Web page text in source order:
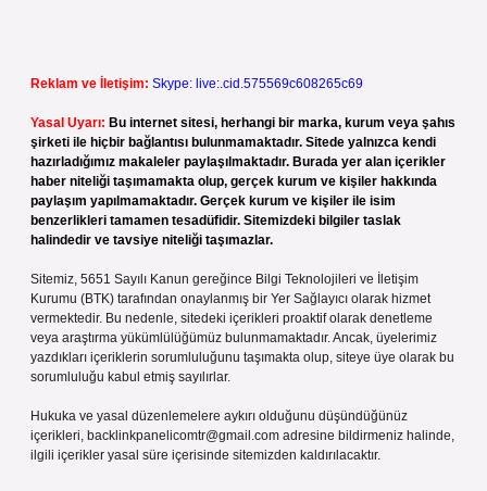
Reklam ve İletişim: Skype: live:.cid.575569c608265c69
Yasal Uyarı: Bu internet sitesi, herhangi bir marka, kurum veya şahıs
şirketi ile hiçbir bağlantısı bulunmamaktadır. Sitede yalnızca kendi
hazırladığımız makaleler paylaşılmaktadır. Burada yer alan içerikler
haber niteliği taşımamakta olup, gerçek kurum ve kişiler hakkında
paylaşım yapılmamaktadır. Gerçek kurum ve kişiler ile isim
benzerlikleri tamamen tesadüfidir. Sitemizdeki bilgiler taslak
halindedir ve tavsiye niteliği taşımazlar.
Sitemiz, 5651 Sayılı Kanun gereğince Bilgi Teknolojileri ve İletişim
Kurumu (BTK) tarafından onaylanmış bir Yer Sağlayıcı olarak hizmet
vermektedir. Bu nedenle, sitedeki içerikleri proaktif olarak denetleme
veya araştırma yükümlülüğümüz bulunmamaktadır. Ancak, üyelerimiz
yazdıkları içeriklerin sorumluluğunu taşımakta olup, siteye üye olarak bu
sorumluluğu kabul etmiş sayılırlar.
Hukuka ve yasal düzenlemelere aykırı olduğunu düşündüğünüz
içerikleri, backlinkpanelicomtr@gmail.com adresine bildirmeniz halinde,
ilgili içerikler yasal süre içerisinde sitemizden kaldırılacaktır.